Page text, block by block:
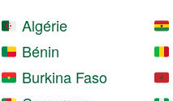
Algérie
Bénin
Burkina Faso